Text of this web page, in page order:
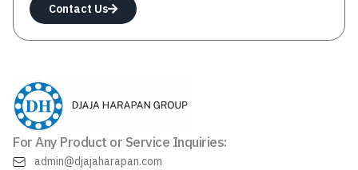
Contact Us
For Any Product or Service Inquiries:
admin@djajaharapan.com